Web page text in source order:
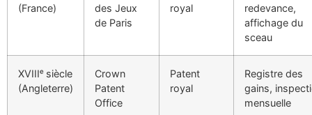
(France)
des Jeux
de Paris
royal
redevance,
affichage du
sceau
XVIIIᵉ siècle
(Angleterre)
Crown
Patent
Office
Patent
royal
Registre des
gains,
mensuelle